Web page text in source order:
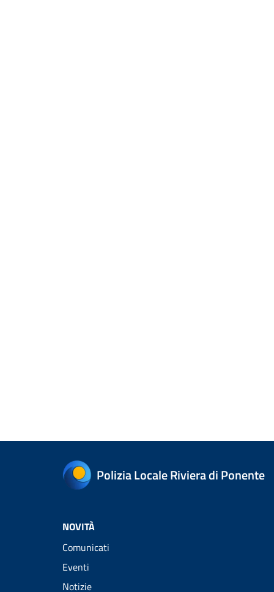
Polizia Locale Riviera di Ponente
NOVITÀ
Comunicati
Eventi
Notizie